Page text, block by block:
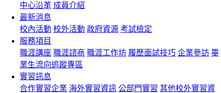
中心沿革 成員介紹
最新消息
校內活動 校外活動 政府資源 考試檢定
服務項目
職涯講座 職涯諮商 職涯工作坊 履歷面試技巧 企業參訪 畢
業生流向追蹤專區
實習訊息
合作實習企業 海外實習資訊 公部門實習 其他校外實習資